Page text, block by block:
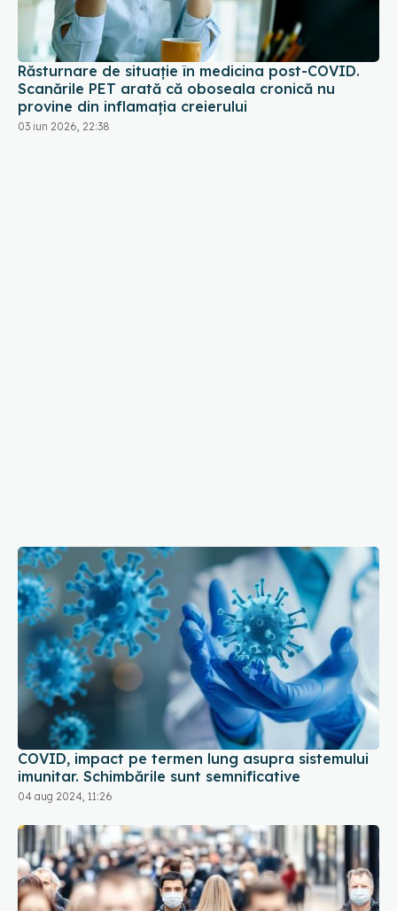
Răsturnare de situație în medicina post-COVID.
Scanările PET arată că oboseala cronică nu
provine din inflamația creierului
03 iun 2026, 22:38
COVID, impact pe termen lung asupra sistemului
imunitar. Schimbările sunt semnificative
04 aug 2024, 11:26